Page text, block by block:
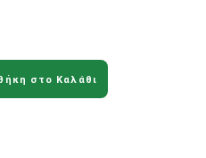
στο Καλάθι